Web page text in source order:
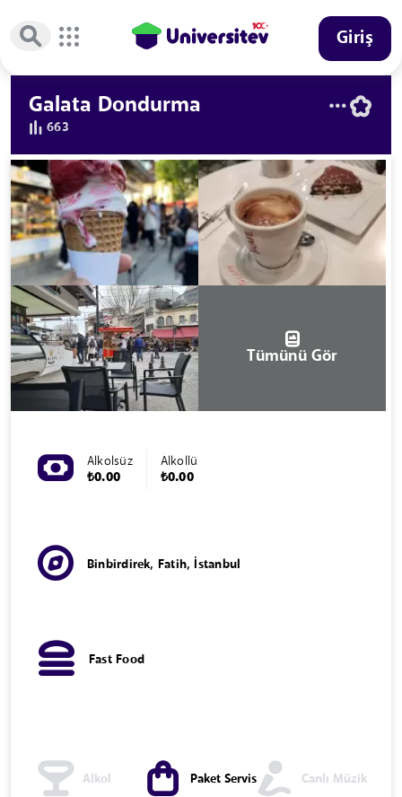
Giriş
Galata Dondurma
663
Tümünü Gör
Alkolsüz
₺0.00
Alkollü
₺0.00
Binbirdirek, Fatih, İstanbul
Fast Food
Alkol Paket Servis Canlı Müzik